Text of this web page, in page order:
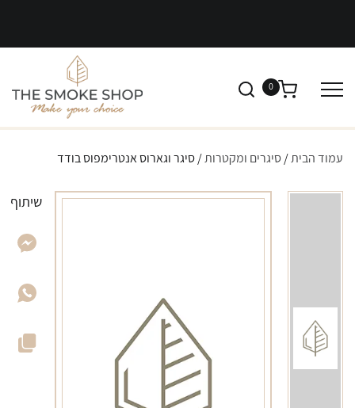
0
עמוד הבית/סיגרים ומקטרות/ סיגר וגארוס אנטרימפוס בודד
שיתוף